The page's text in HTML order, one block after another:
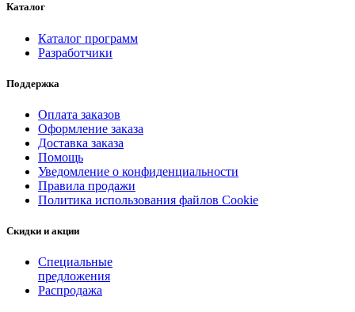
Каталог
Каталог программ
Разработчики
Поддержка
Оплата заказов
Оформление заказа
Доставка заказа
Помощь
Уведомление о конфиденциальности
Правила продажи
Политика использования файлов Cookie
Скидки и акции
Специальные
предложения
Распродажа